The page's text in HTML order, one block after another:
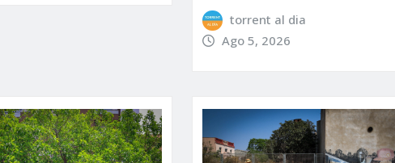
torrent al dia
Ago 5, 2026